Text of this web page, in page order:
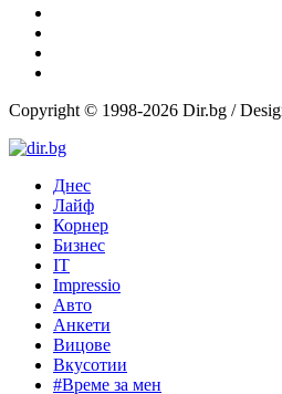
Copyright © 1998-2026 Dir.bg /
Днес
Лайф
Корнер
Бизнес
IT
Impressio
Авто
Анкети
Вицове
Вкусотии
#Време за мен